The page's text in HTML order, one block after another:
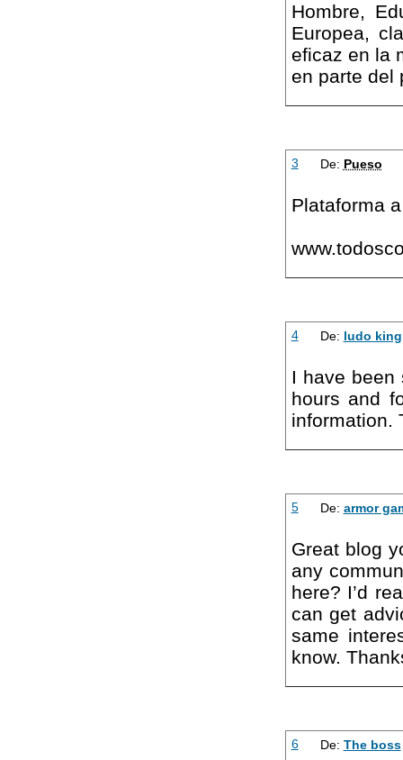
Hombre,
Europea,
eficaz en la
en parte del
3 De: Pueso
Plataforma
4 De: ludo king
I have been
hours and
information.
5 De: armor
Great blog
any
here? I’d
can get
same
know.
6 De: The boss